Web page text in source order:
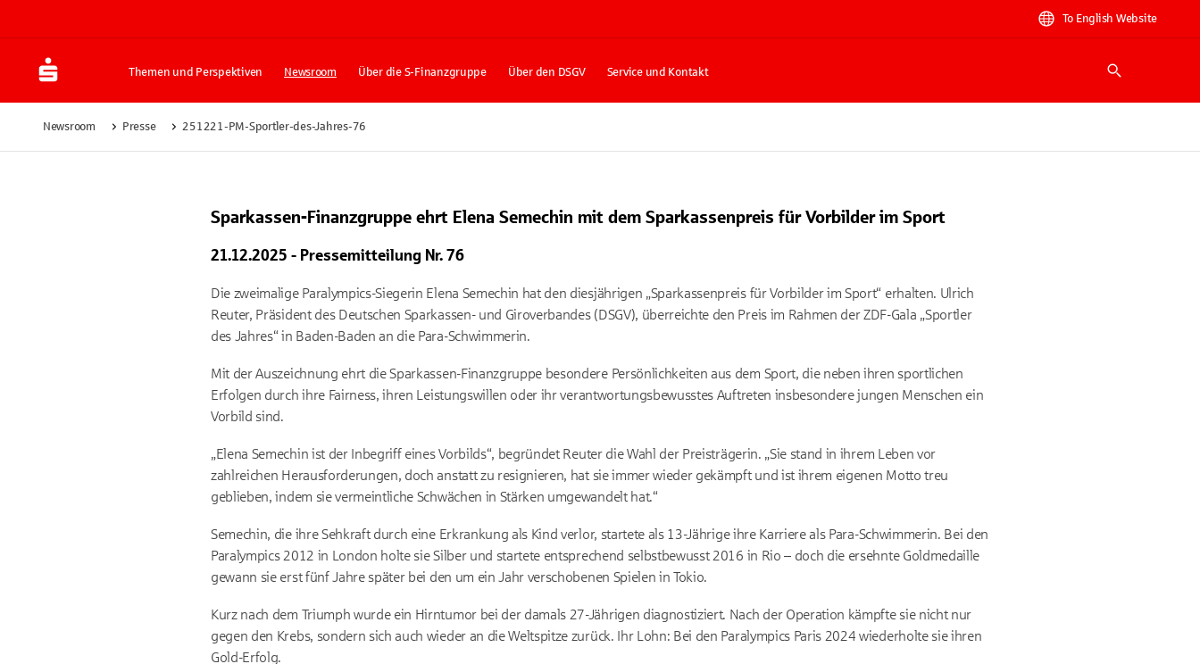
To English Website
Themen und Perspektiven Newsroom Über die S-Finanzgruppe Über den DSGV Service und Kontakt
Suche
Newsroom Presse 251221-PM-Sportler-des-Jahres-76
Sparkassen-Finanzgruppe ehrt Elena Semechin mit dem Sparkassenpreis für Vorbilder im Sport
21.12.2025 - Pressemitteilung Nr. 76
Die zweimalige Paralympics-Siegerin Elena Semechin hat den diesjährigen „Sparkassenpreis für Vorbilder im Sport“ erhalten. Ulrich
Reuter, Präsident des Deutschen Sparkassen- und Giroverbandes (DSGV), überreichte den Preis im Rahmen der ZDF-Gala „Sportler
des Jahres“ in Baden-Baden an die Para-Schwimmerin.
Mit der Auszeichnung ehrt die Sparkassen-Finanzgruppe besondere Persönlichkeiten aus dem Sport, die neben ihren sportlichen
Erfolgen durch ihre Fairness, ihren Leistungswillen oder ihr verantwortungsbewusstes Auftreten insbesondere jungen Menschen ein
Vorbild sind.
„Elena Semechin ist der Inbegriff eines Vorbilds“, begründet Reuter die Wahl der Preisträgerin. „Sie stand in ihrem Leben vor
zahlreichen Herausforderungen, doch anstatt zu resignieren, hat sie immer wieder gekämpft und ist ihrem eigenen Motto treu
geblieben, indem sie vermeintliche Schwächen in Stärken umgewandelt hat.“
Semechin, die ihre Sehkraft durch eine Erkrankung als Kind verlor, startete als 13-Jährige ihre Karriere als Para-Schwimmerin. Bei den
Paralympics 2012 in London holte sie Silber und startete entsprechend selbstbewusst 2016 in Rio – doch die ersehnte Goldmedaille
gewann sie erst fünf Jahre später bei den um ein Jahr verschobenen Spielen in Tokio.
Kurz nach dem Triumph wurde ein Hirntumor bei der damals 27-Jährigen diagnostiziert. Nach der Operation kämpfte sie nicht nur
gegen den Krebs, sondern sich auch wieder an die Weltspitze zurück. Ihr Lohn: Bei den Paralympics Paris 2024 wiederholte sie ihren
Gold-Erfolg.